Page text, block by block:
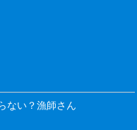
ない？漁師さん